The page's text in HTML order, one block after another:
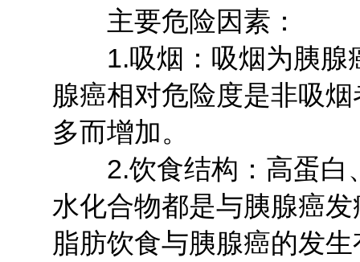
主要危险因素：
1.吸烟：吸烟为胰腺
腺癌相对危险度是非吸
多而增加。
2.饮食结构：高蛋白
水化合物都是与胰腺癌
脂肪饮食与胰腺癌的发